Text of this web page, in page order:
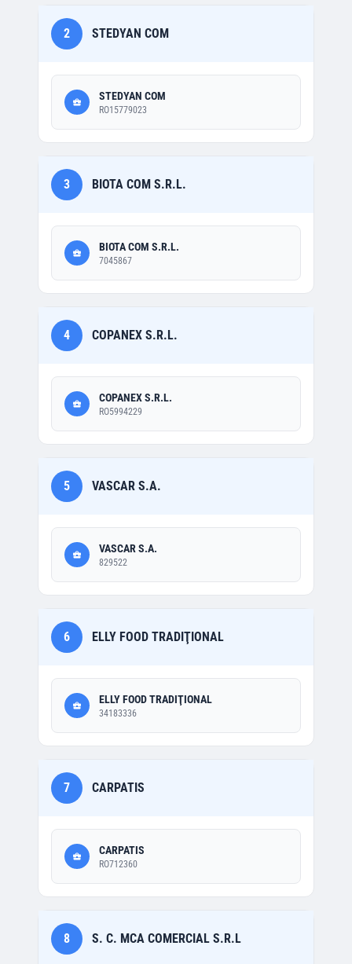
2 STEDYAN COM
STEDYAN COM
RO15779023
3 BIOTA COM S.R.L.
BIOTA COM S.R.L.
7045867
4 COPANEX S.R.L.
COPANEX S.R.L.
RO5994229
5 VASCAR S.A.
VASCAR S.A.
829522
6 ELLY FOOD TRADIŢIONAL
ELLY FOOD TRADIŢIONAL
34183336
7 CARPATIS
CARPATIS
RO712360
8 S. C. MCA COMERCIAL S.R.L